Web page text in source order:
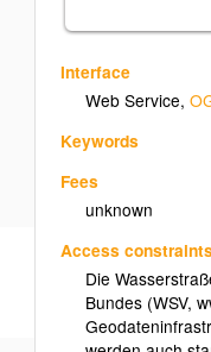
Interface
Web Service,
Keywords
Fees
unknown
Access
Die
Bundes (WSV,